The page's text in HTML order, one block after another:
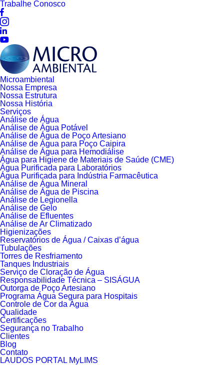
Trabalhe Conosco
Microambiental
Nossa Empresa
Nossa Estrutura
Nossa História
Serviços
Análise de Água
Análise de Água Potável
Análise de Água de Poço Artesiano
Análise de Água para Poço Caipira
Análise de Água para Hemodiálise
Água para Higiene de Materiais de Saúde (CME)
Água Purificada para Laboratórios
Água Purificada para Indústria Farmacêutica
Análise de Água Mineral
Análise de Água de Piscina
Análise de Legionella
Análise de Gelo
Análise de Efluentes
Análise de Ar Climatizado
Higienizações
Reservatórios de Água / Caixas d’água
Tubulações
Torres de Resfriamento
Tanques Industriais
Serviço de Cloração de Água
Responsabilidade Técnica – SISÁGUA
Outorga de Poço Artesiano
Programa Água Segura para Hospitais
Controle de Cor da Água
Qualidade
Certificações
Segurança no Trabalho
Clientes
Blog
Contato
LAUDOS PORTAL MyLIMS